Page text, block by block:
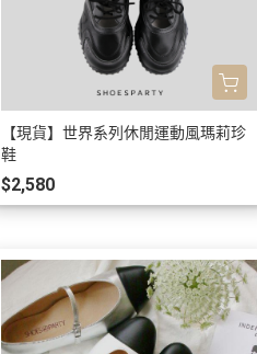
【現貨】世界系列休閒運動風瑪莉珍
鞋
$2,580